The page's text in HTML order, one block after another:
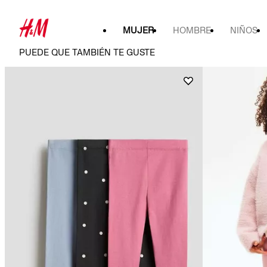
MUJER HOMBRE NIÑOS
PUEDE QUE TAMBIÉN TE GUSTE